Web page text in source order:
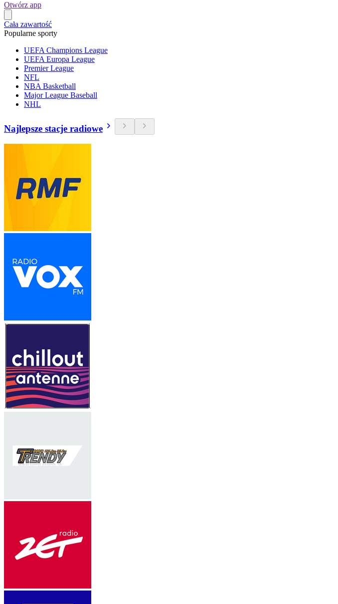
Otwórz app
Cała zawartość
Popularne sporty
UEFA Champions League
UEFA Europa League
Premier League
NFL
NBA Basketball
Major League Baseball
NHL
Najlepsze stacje radiowe